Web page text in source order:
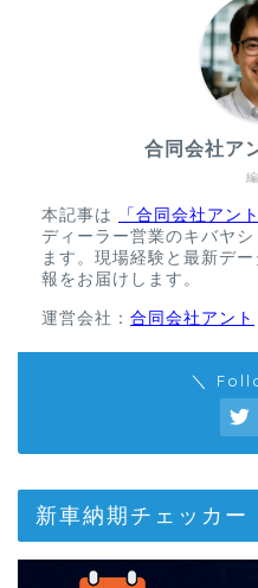
合同会社ア
本記事は 「合同会社アン
ディーラー営業のキバヤ
ます。現場経験と最新デ
報をお届けします。
運営会社： 合同会社アント
＼
新車納期チェッカー